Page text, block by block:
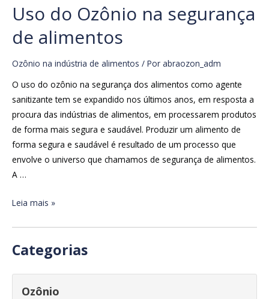
Uso do Ozônio na segurança
de alimentos
Ozônio na indústria de alimentos / Por abraozon_adm
O uso do ozônio na segurança dos alimentos como agente
sanitizante tem se expandido nos últimos anos, em resposta a
procura das indústrias de alimentos, em processarem produtos
de forma mais segura e saudável. Produzir um alimento de
forma segura e saudável é resultado de um processo que
envolve o universo que chamamos de segurança de alimentos.
A …
Leia mais »
Categorias
Ozônio